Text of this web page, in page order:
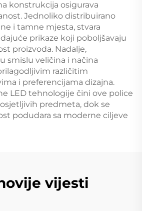
konstrukcija osigurava
Jednoliko distribuirano
i tamne mjesta, stvara
prikaze koji poboljšavaju
proizvoda. Nadalje,
smislu veličina i načina
različitim
i preferencijama dizajna.
LED tehnologije čini ove police
predmeta, dok se
podudara sa moderne ciljeve
vijesti